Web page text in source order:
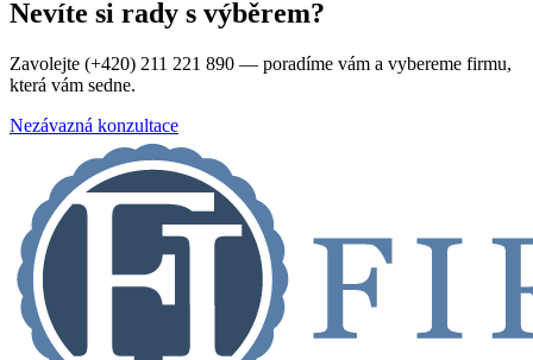
Nevíte si rady s výběrem?
Zavolejte (+420) 211 221 890 — poradíme vám a vybereme firmu,
která vám sedne.
Nezávazná konzultace